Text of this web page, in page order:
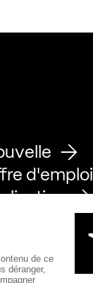
d'emploi